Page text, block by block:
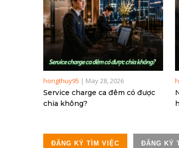
hongthuy95 | May 28, 2026
Service charge ca đêm có được
chia không?
ĐĂNG KÝ TÌM VIỆC ĐĂNG KÝ